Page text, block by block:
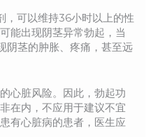
，可以维持36小时以上的性
能出现阴茎异常勃起，当
阴茎的肿胀、疼痛，甚至远
心脏风险。因此，勃起功
在内，不应用于建议不宜
有心脏病的患者，医生应